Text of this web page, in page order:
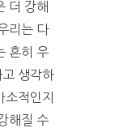
더 강해
리는 다
흔히 우
생각하
적인지
해질 수